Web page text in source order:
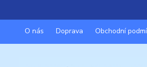
O nás Doprava Obchodní